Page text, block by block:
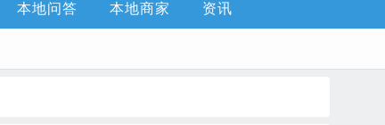
本地问答 本地商家 资讯